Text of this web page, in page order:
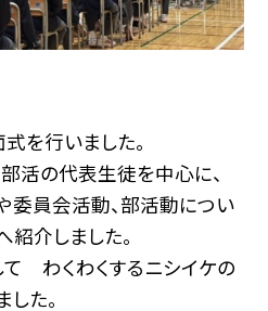
を行いました。
活の代表生徒を中心に、
委員会活動、部活動につい
介しました。
わくわくするニシイケの
た。